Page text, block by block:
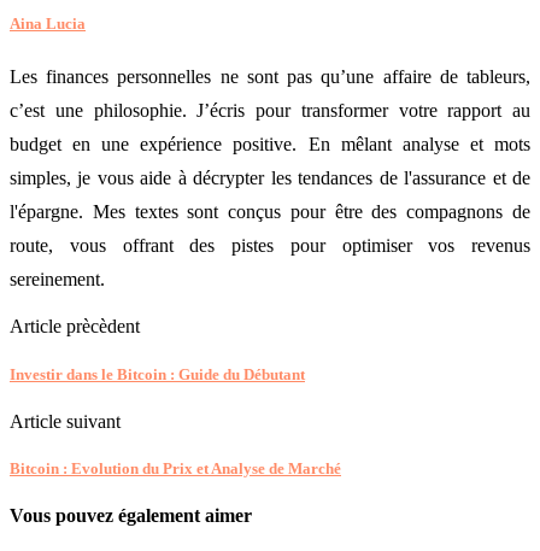
Aina Lucia
Les finances personnelles ne sont pas qu’une affaire de tableurs,
c’est une philosophie. J’écris pour transformer votre rapport au
budget en une expérience positive. En mêlant analyse et mots
simples, je vous aide à décrypter les tendances de l'assurance et de
l'épargne. Mes textes sont conçus pour être des compagnons de
route, vous offrant des pistes pour optimiser vos revenus
sereinement.
Article prècèdent
Investir dans le Bitcoin : Guide du Débutant
Article suivant
Bitcoin : Evolution du Prix et Analyse de Marché
Vous pouvez également aimer